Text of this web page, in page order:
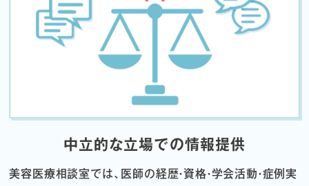
中立的な立場での情報提供
美容医療相談室では、医師の経歴・資格・学会活動・症例実